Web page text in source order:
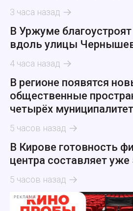
3 часа назад
В Уржуме
вдоль улицы
4 часа назад
В регионе появятся
общественные
четырёх
5 часов назад
В Кирове готовность
центра составляет уже
5 часов назад
РЕКЛАМА